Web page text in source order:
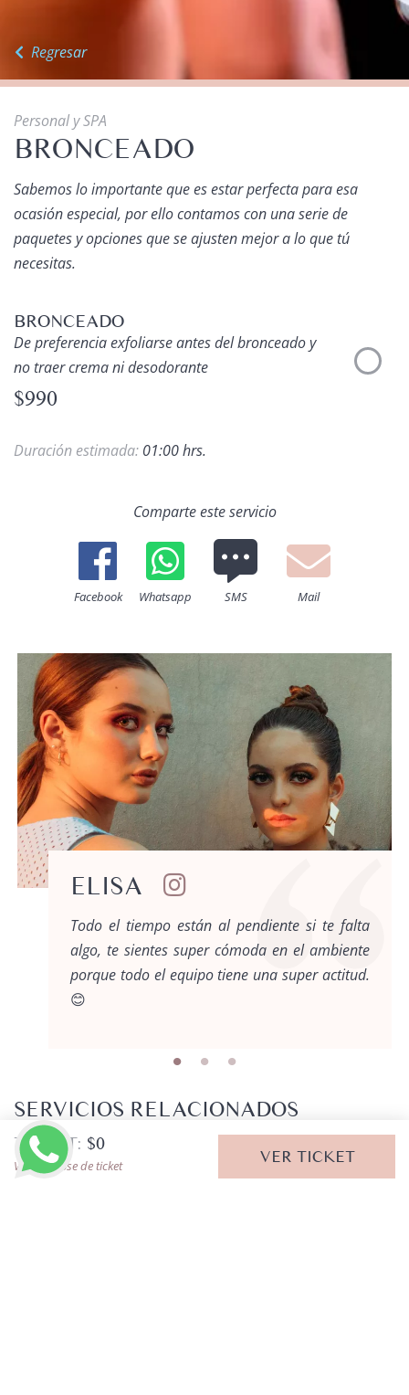
Regresar
Personal y SPA
BRONCEADO
Sabemos lo importante que es estar perfecta para esa
ocasión especial, por ello contamos con una serie de
paquetes y opciones que se ajusten mejor a lo que tú
necesitas.
BRONCEADO
De preferencia exfoliarse antes del bronceado y
no traer crema ni desodorante
$990
Duración estimada: 01:00 hrs.
Comparte este servicio
Facebook Whatsapp SMS Mail
ELISA
Todo el tiempo están al pendiente si te falta
algo, te sientes super cómoda en el ambiente
porque todo el equipo tiene una super actitud.
😊
SERVICIOS RELACIONADOS
TICKET: $0
Ver desglose de ticket VER TICKET